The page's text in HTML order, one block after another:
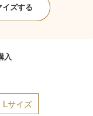
ズする
入
Lサイズ